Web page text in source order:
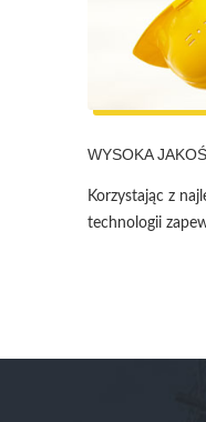
WYSOKA
Korzystając z
technologii